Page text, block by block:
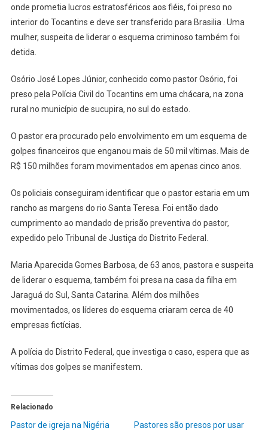
onde prometia lucros estratosféricos aos fiéis, foi preso no
interior do Tocantins e deve ser transferido para Brasilia . Uma
mulher, suspeita de liderar o esquema criminoso também foi
detida.
Osório José Lopes Júnior, conhecido como pastor Osório, foi
preso pela Polícia Civil do Tocantins em uma chácara, na zona
rural no município de sucupira, no sul do estado.
O pastor era procurado pelo envolvimento em um esquema de
golpes financeiros que enganou mais de 50 mil vítimas. Mais de
R$ 150 milhões foram movimentados em apenas cinco anos.
Os policiais conseguiram identificar que o pastor estaria em um
rancho as margens do rio Santa Teresa. Foi então dado
cumprimento ao mandado de prisão preventiva do pastor,
expedido pelo Tribunal de Justiça do Distrito Federal.
Maria Aparecida Gomes Barbosa, de 63 anos, pastora e suspeita
de liderar o esquema, também foi presa na casa da filha em
Jaraguá do Sul, Santa Catarina. Além dos milhões
movimentados, os líderes do esquema criaram cerca de 40
empresas fictícias.
A polícia do Distrito Federal, que investiga o caso, espera que as
vítimas dos golpes se manifestem.
Relacionado
Pastor de igreja na Nigéria
Pastores são presos por usar